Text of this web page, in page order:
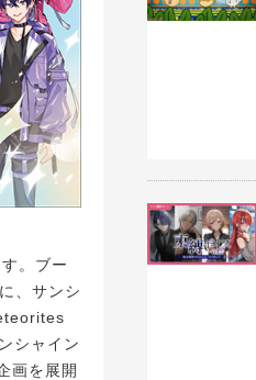
。ブー
、サンシ
シャイン
画を展開